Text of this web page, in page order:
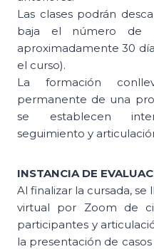
Las clases podrán
baja el número de
aproximadamente 30
el curso).
La formación
permanente de una
se establecen
seguimiento y
INSTANCIA DE
Al finalizar la cursada,
virtual por Zoom de
participantes y
la presentación de